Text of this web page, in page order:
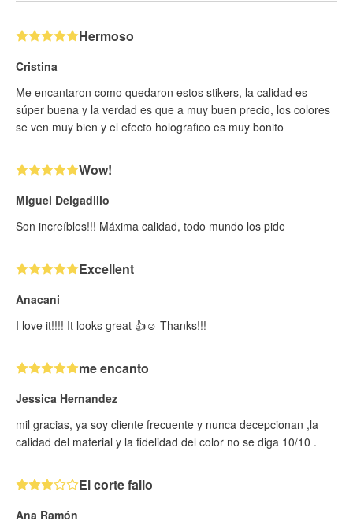
Hermoso
Cristina
Me encantaron como quedaron estos stikers, la calidad es
súper buena y la verdad es que a muy buen precio, los colores
se ven muy bien y el efecto holografico es muy bonito
Wow!
Miguel Delgadillo
Son increíbles!!! Máxima calidad, todo mundo los pide
Excellent
Anacani
I love it!!!! It looks great 👍☺️ Thanks!!!
me encanto
Jessica Hernandez
mil gracias, ya soy cliente frecuente y nunca decepcionan ,la
calidad del material y la fidelidad del color no se diga 10/10 .
El corte fallo
Ana Ramón